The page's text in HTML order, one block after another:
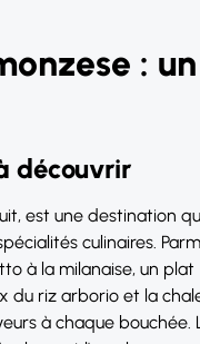
: un
découvrir
est une destination
culinaires.
à la milanaise, un plat
du riz arborio et la
à chaque bouchée.